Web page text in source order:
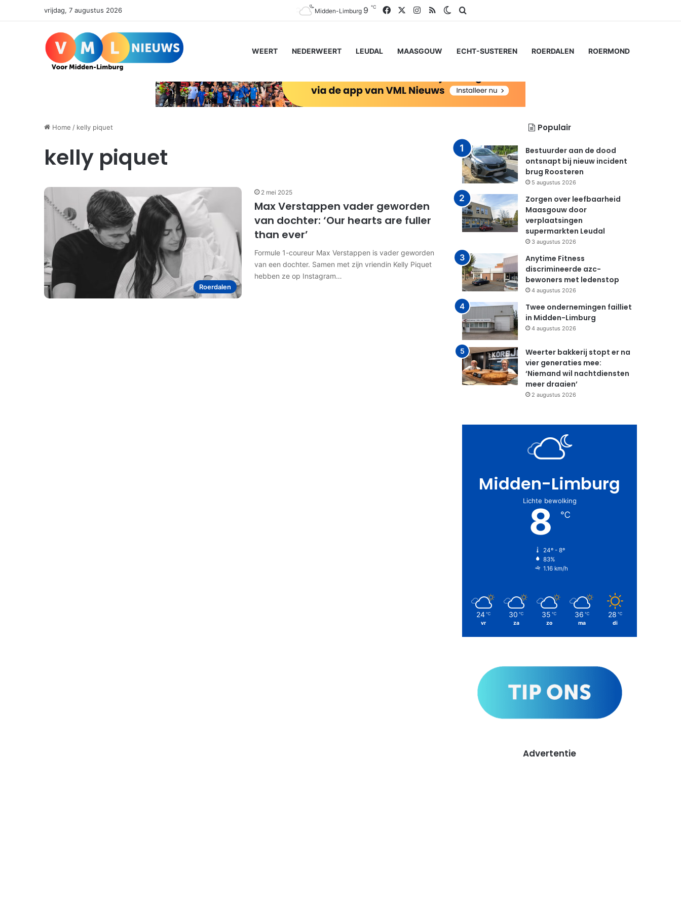
vrijdag, 7 augustus 2026 Midden-Limburg 9 ℃ FacebookInstagram
RSS Switch skin
WEERT NEDERWEERT LEUDAL MAASGOUW ECHT-SUSTEREN ROERDALEN ROERMOND
Home / kelly piquet
kelly piquet
Roerdalen
2 mei 2025
Max Verstappen vader geworden
van dochter: ‘Our hearts are fuller
than ever’
Formule 1-coureur Max Verstappen is vader geworden
van een dochter. Samen met zijn vriendin Kelly Piquet
hebben ze op Instagram…
Populair
Bestuurder aan de dood
ontsnapt bij nieuw incident
brug Roosteren
5 augustus 2026
Zorgen over leefbaarheid
Maasgouw door
verplaatsingen
supermarkten Leudal
3 augustus 2026
Anytime Fitness
discrimineerde azc-
bewoners met ledenstop
4 augustus 2026
Twee ondernemingen failliet
in Midden-Limburg
4 augustus 2026
Weerter bakkerij stopt er na
vier generaties mee:
‘Niemand wil nachtdiensten
meer draaien’
2 augustus 2026
Midden-Limburg
Lichte bewolking
8 ℃
24º - 8º
83%
1.16 km/h
24 ℃
vr
30 ℃
za
35 ℃
zo
36 ℃
ma
28 ℃
di
Advertentie